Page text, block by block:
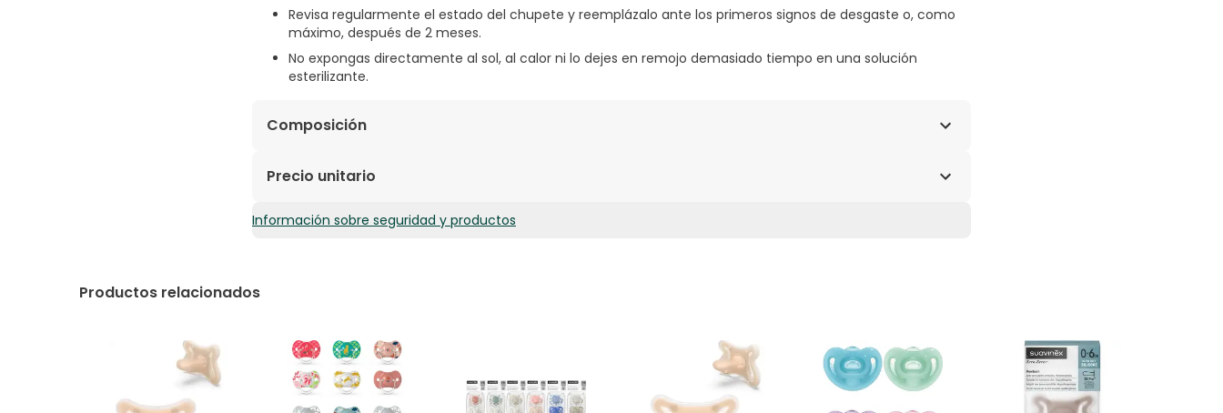
Revisa regularmente el estado del chupete y reemplázalo ante los primeros signos de desgaste o, como
máximo, después de 2 meses.
No expongas directamente al sol, al calor ni lo dejes en remojo demasiado tiempo en una solución
esterilizante.
Composición
Garantizada sin BPA ni BPS, cumple plenamente con la norma europea vigente (EN 1400).
Precio unitario
3,02€ / Unidades
Información sobre seguridad y productos
Productos relacionados